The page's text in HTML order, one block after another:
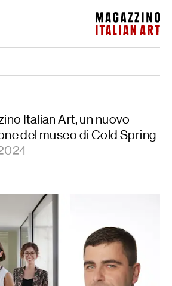
Magazzino Italian Art
Italian Art, un nuovo
del museo di Cold Spring